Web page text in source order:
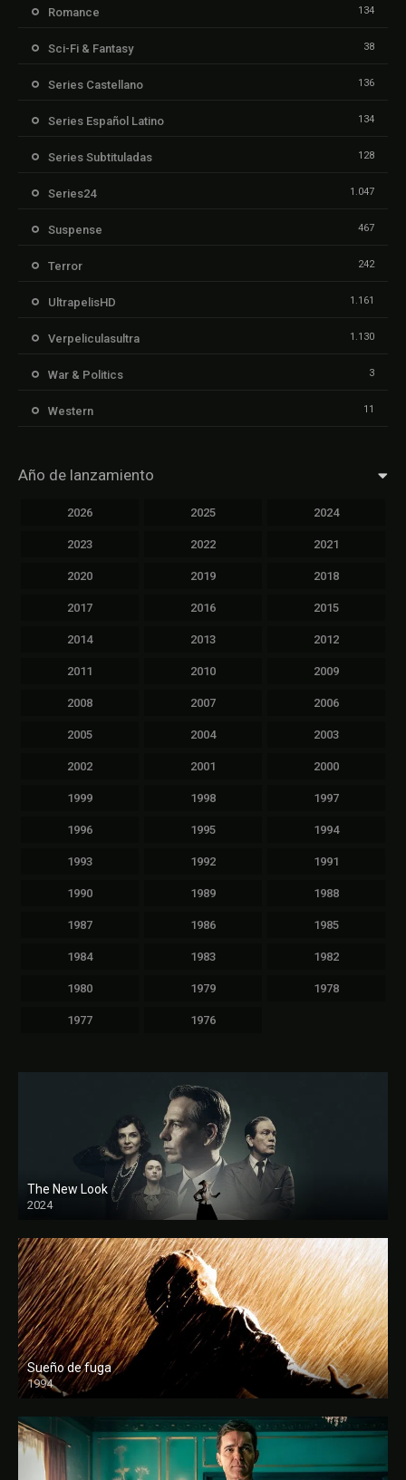
Romance 134
Sci-Fi & Fantasy 38
Series Castellano 136
Series Español Latino 134
Series Subtituladas 128
Series24 1.047
Suspense 467
Terror 242
UltrapelisHD 1.161
Verpeliculasultra 1.130
War & Politics 3
Western 11
Año de lanzamiento
2026 2025 2024
2023 2022 2021
2020 2019 2018
2017 2016 2015
2014 2013 2012
2011 2010 2009
2008 2007 2006
2005 2004 2003
2002 2001 2000
1999 1998 1997
1996 1995 1994
1993 1992 1991
1990 1989 1988
1987 1986 1985
1984 1983 1982
1980 1979 1978
1977 1976
The New Look
2024
Sueño de fuga
1994
FULL HD